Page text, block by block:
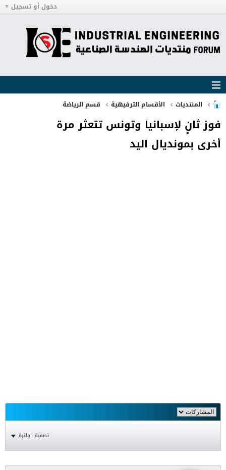
دخول أو تسجيل
المنتديات الأقسام الترفيهية قسم الرياضة
فوز ثانٍ لإسبانيا وتونس تتعثر مرة
أخرى بمونديال اليد
تصفية - فلترة